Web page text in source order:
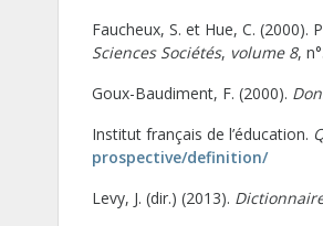
Faucheux, S. et Hue, C.
Sciences Sociétés, volume 8,
Goux-Baudiment, F. (2000).
Institut français de l’éducation.
prospective/definition/
Levy, J. (dir.) (2013).